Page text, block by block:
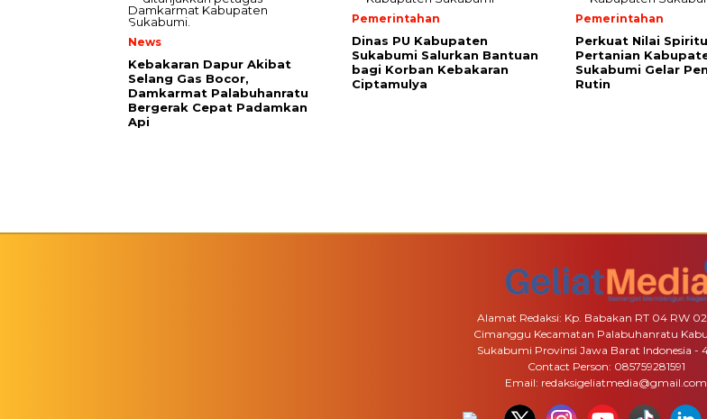
News
Kebakaran Dapur Akibat
Selang Gas Bocor,
Damkarmat Palabuhanratu
Bergerak Cepat Padamkan
Api
Pemerintahan
Dinas PU Kabupaten
Sukabumi Salurkan Bantuan
bagi Korban Kebakaran
Ciptamulya
Pemerintahan
Perkuat Nilai
Pertanian
Sukabumi Gelar
Rutin
Alamat Redaksi: Kp. Babakan RT 04 RW 02
Cimanggu Kecamatan Palabuhanratu
Sukabumi Provinsi Jawa Barat Indonesia -
Contact Person: 085759281591
Email: redaksigeliatmedia@gmail.com